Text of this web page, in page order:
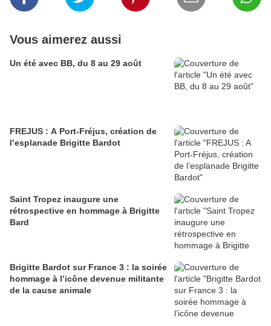
Vous aimerez aussi
Un été avec BB, du 8 au 29 août
FREJUS : A Port-Fréjus, création de
l’esplanade Brigitte Bardot
Saint Tropez inaugure une
rétrospective en hommage à Brigitte
Bard
Brigitte Bardot sur France 3 : la soirée
hommage à l’icône devenue militante
de la cause animale